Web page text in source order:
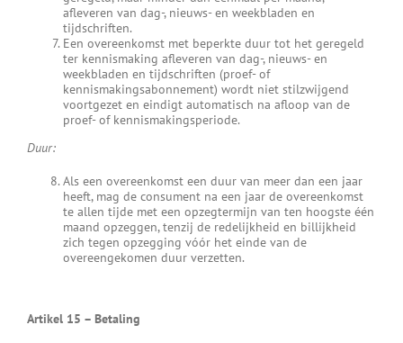
afleveren van dag-, nieuws- en weekbladen en
tijdschriften.
Een overeenkomst met beperkte duur tot het geregeld
ter kennismaking afleveren van dag-, nieuws- en
weekbladen en tijdschriften (proef- of
kennismakingsabonnement) wordt niet stilzwijgend
voortgezet en eindigt automatisch na afloop van de
proef- of kennismakingsperiode.
Duur:
Als een overeenkomst een duur van meer dan een jaar
heeft, mag de consument na een jaar de overeenkomst
te allen tijde met een opzegtermijn van ten hoogste één
maand opzeggen, tenzij de redelijkheid en billijkheid
zich tegen opzegging vóór het einde van de
overeengekomen duur verzetten.
Artikel 15 – Betaling